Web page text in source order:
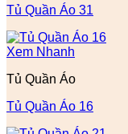
Tủ Quần Áo 31
Xem Nhanh
Tủ Quần Áo
Tủ Quần Áo 16